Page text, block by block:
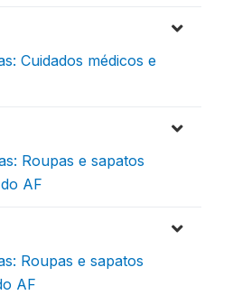
Cuidados médicos e
Roupas e sapatos
AF
Roupas e sapatos
AF